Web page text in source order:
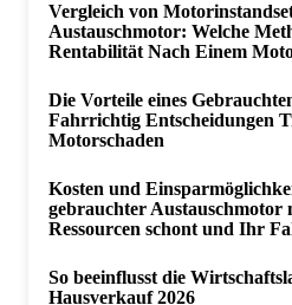
Vergleich von
Austauschmotor: Welche
Rentabilität Nach Einem
Die Vorteile eines
Fahrrichtig Entscheidungen
Motorschaden
Kosten und
gebrauchter Austauschmotor
Ressourcen schont und Ihr
So beeinflusst die
Hausverkauf 2026